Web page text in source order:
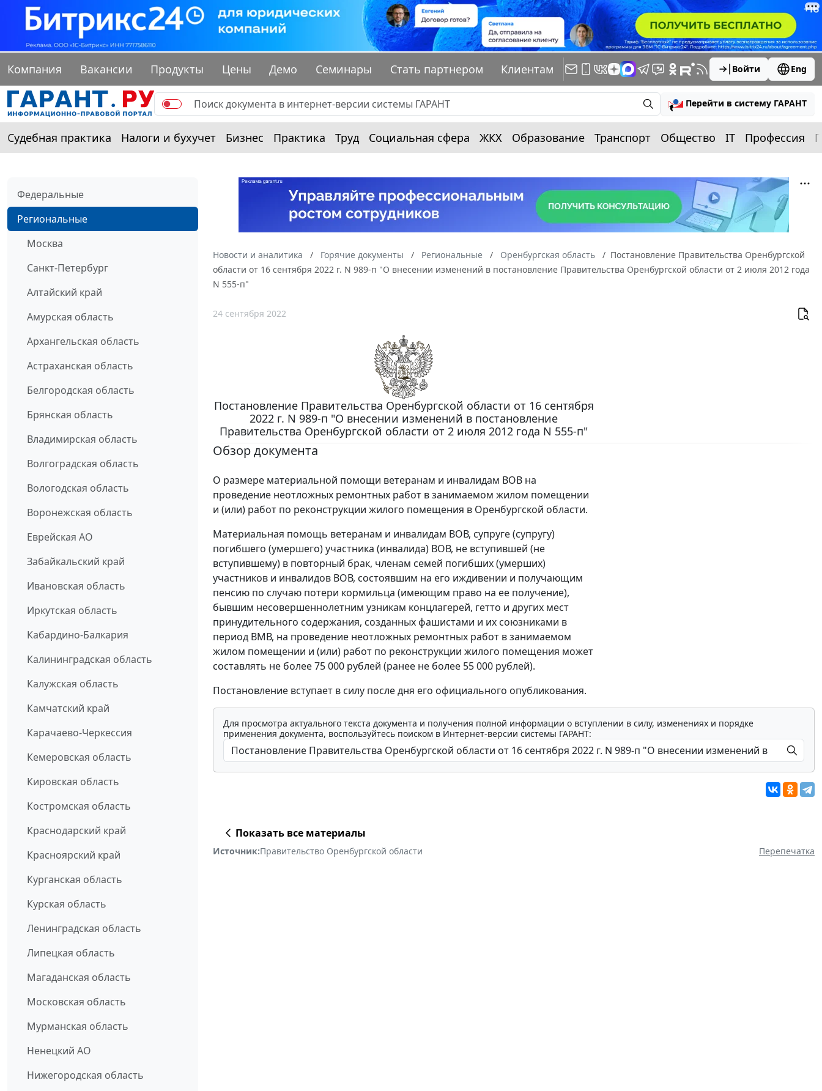
Компания Вакансии Продукты Цены Демо Семинары Стать партнером Клиентам Войти Eng
Перейти в систему ГАРАНТ
Судебная практика Налоги и бухучет Бизнес Практика Труд Социальная сфера ЖКХ Образование Транспорт Общество IT Профессия
Федеральные
Региональные
Москва
Санкт-Петербург
Алтайский край
Амурская область
Архангельская область
Астраханская область
Белгородская область
Брянская область
Владимирская область
Волгоградская область
Вологодская область
Воронежская область
Еврейская АО
Забайкальский край
Ивановская область
Иркутская область
Кабардино-Балкария
Калининградская область
Калужская область
Камчатский край
Карачаево-Черкессия
Кемеровская область
Кировская область
Костромская область
Краснодарский край
Красноярский край
Курганская область
Курская область
Ленинградская область
Липецкая область
Магаданская область
Московская область
Мурманская область
Ненецкий АО
Нижегородская область
Новости и аналитика Горячие документы Региональные Оренбургская область
Постановление Правительства Оренбургской
области от 16 сентября 2022 г. N 989-п "О внесении изменений в постановление Правительства Оренбургской области от 2 июля 2012 года
N 555-п"
24 сентября 2022
Постановление Правительства Оренбургской области от 16 сентября
2022 г. N 989-п "О внесении изменений в постановление
Правительства Оренбургской области от 2 июля 2012 года N 555-п"
Обзор документа
О размере материальной помощи ветеранам и инвалидам ВОВ на
проведение неотложных ремонтных работ в занимаемом жилом помещении
и (или) работ по реконструкции жилого помещения в Оренбургской области.
Материальная помощь ветеранам и инвалидам ВОВ, супруге (супругу)
погибшего (умершего) участника (инвалида) ВОВ, не вступившей (не
вступившему) в повторный брак, членам семей погибших (умерших)
участников и инвалидов ВОВ, состоявшим на его иждивении и получающим
пенсию по случаю потери кормильца (имеющим право на ее получение),
бывшим несовершеннолетним узникам концлагерей, гетто и других мест
принудительного содержания, созданных фашистами и их союзниками в
период ВМВ, на проведение неотложных ремонтных работ в занимаемом
жилом помещении и (или) работ по реконструкции жилого помещения может
составлять не более 75 000 рублей (ранее не более 55 000 рублей).
Постановление вступает в силу после дня его официального опубликования.
Для просмотра актуального текста документа и получения полной информации о вступлении в силу, изменениях и порядке
применения документа, воспользуйтесь поиском в Интернет-версии системы ГАРАНТ:
Показать все материалы
Источник:Правительство Оренбургской области Перепечатка